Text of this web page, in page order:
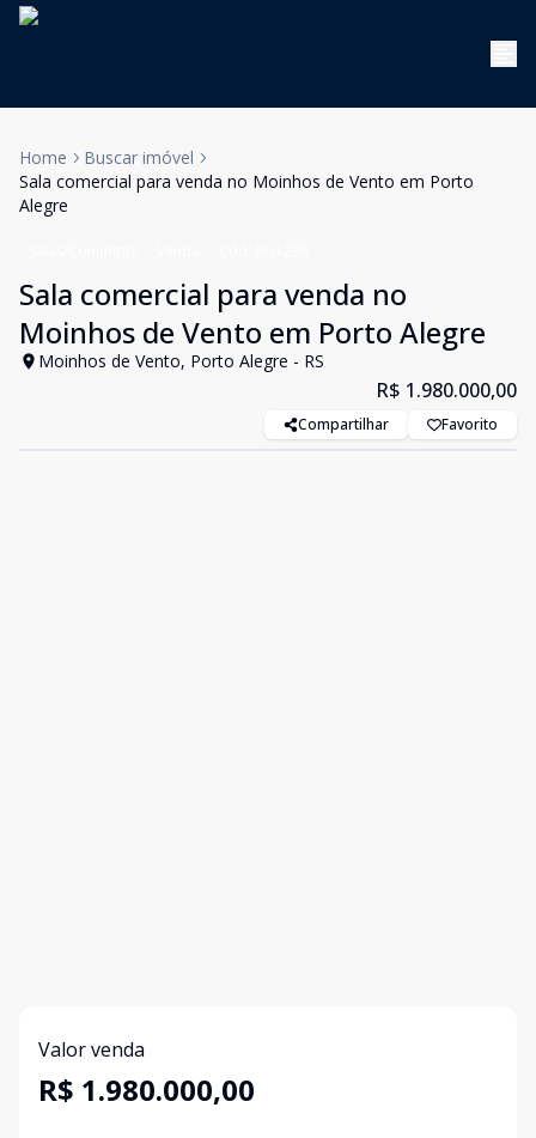
Home
Buscar imóvel
Sala comercial para venda no Moinhos de Vento em Porto
Alegre
Sala comercial para venda no
Moinhos de Vento em Porto Alegre
Moinhos de Vento, Porto Alegre - RS
R$ 1.980.000,00
Compartilhar Favorito
Valor venda
R$ 1.980.000,00